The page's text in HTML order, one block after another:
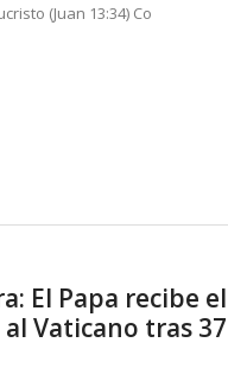
(Juan 13:34) Co
El Papa recibe
Vaticano tras